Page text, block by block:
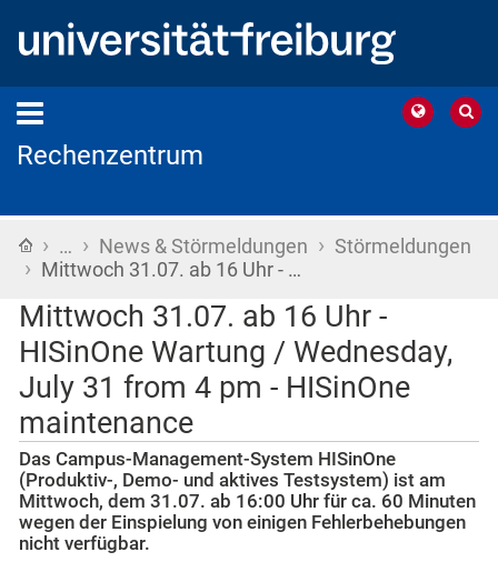
Rechenzentrum
Startseite
› … › News & Störmeldungen › Störmeldungen
› Mittwoch 31.07. ab 16 Uhr - …
Mittwoch 31.07. ab 16 Uhr -
HISinOne Wartung / Wednesday,
July 31 from 4 pm - HISinOne
maintenance
Das Campus-Management-System HISinOne
(Produktiv-, Demo- und aktives Testsystem) ist am
Mittwoch, dem 31.07. ab 16:00 Uhr für ca. 60 Minuten
wegen der Einspielung von einigen Fehlerbehebungen
nicht verfügbar.